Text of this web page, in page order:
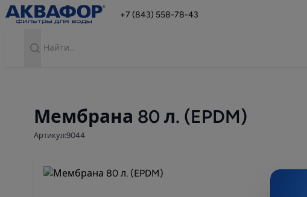
+7 (843) 558-78-43
Мембрана 80 л. (EPDM)
Артикул:9044